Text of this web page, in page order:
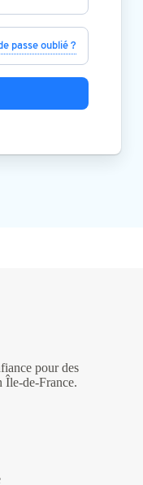
passe oublié ?
pour des
Île-de-France.